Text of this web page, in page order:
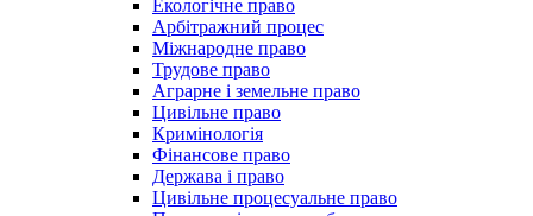
Екологічне право
Арбітражний процес
Міжнародне право
Трудове право
Аграрне і земельне право
Цивільне право
Кримінологія
Фінансове право
Держава і право
Цивільне процесуальне право